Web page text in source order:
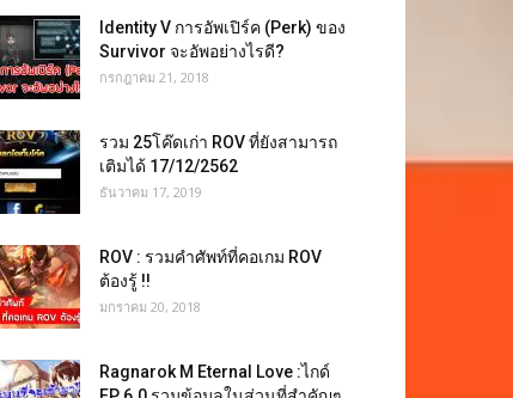
Identity V การอัพเปิร์ค (Perk) ของ
Survivor จะอัพอย่างไรดี?
กรกฎาคม 21, 2018
รวม 25โค๊ดเก่า ROV ที่ยังสามารถ
เติมได้ 17/12/2562
ธันวาคม 17, 2019
ROV : รวมคำศัพท์ที่คอเกม ROV
ต้องรู้ !!
มกราคม 20, 2018
Ragnarok M Eternal Love :ไกด์